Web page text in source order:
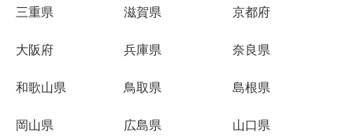
三重県 滋賀県 京都府
大阪府 兵庫県 奈良県
和歌山県 鳥取県 島根県
岡山県 広島県 山口県